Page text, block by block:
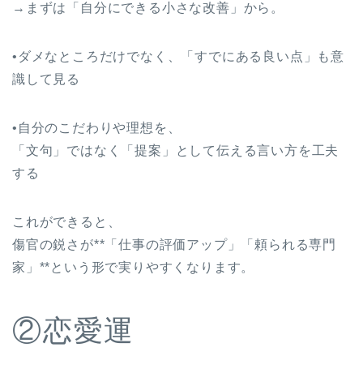
→まずは「自分にできる小さな改善」から。
•ダメなところだけでなく、「すでにある良い点」も意
識して見る
•自分のこだわりや理想を、
「文句」ではなく「提案」として伝える言い方を工夫
する
これができると、
傷官の鋭さが**「仕事の評価アップ」「頼られる専門
家」**という形で実りやすくなります。
②恋愛運